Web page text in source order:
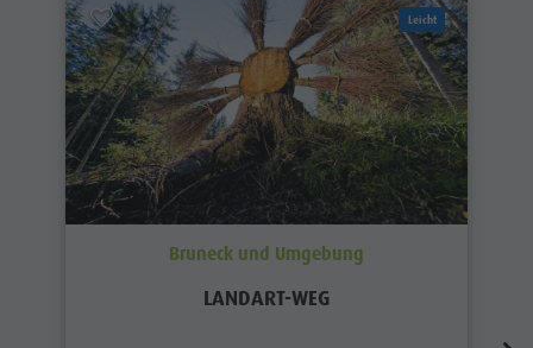
Leicht
Bruneck und Umgebung
LANDART-WEG